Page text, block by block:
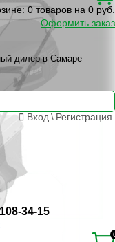
0 товаров на 0 руб.
Оформить заказ
дилер в Самаре
Вход \ Регистрация
34-15